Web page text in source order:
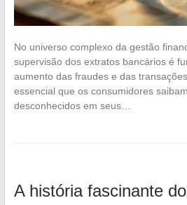
No universo complexo da gestão
supervisão dos extratos bancários é
aumento das fraudes e das
essencial que os consumidores
desconhecidos em seus…
A história fascinante